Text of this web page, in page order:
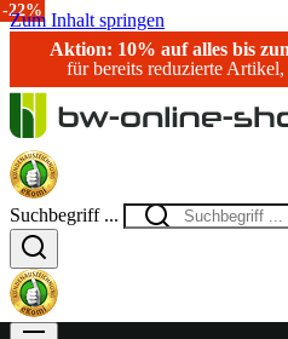
Zum Inhalt springen
Aktion: 10% auf alles bis
für bereits reduzierte
Suchbegriff ...
-17%
-20%
-22%
-22%